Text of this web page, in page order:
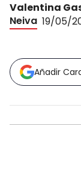
Valentina
Neiva 19/05/
Añadir